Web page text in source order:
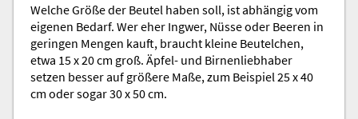
Welche Größe der Beutel haben soll, ist abhängig vom
eigenen Bedarf. Wer eher Ingwer, Nüsse oder Beeren in
geringen Mengen kauft, braucht kleine Beutelchen,
etwa 15 x 20 cm groß. Äpfel- und Birnenliebhaber
setzen besser auf größere Maße, zum Beispiel 25 x 40
cm oder sogar 30 x 50 cm.